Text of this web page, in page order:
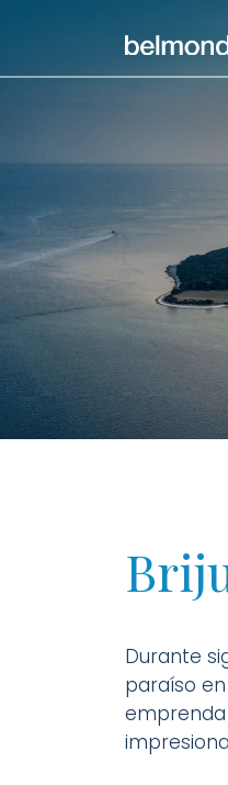
Durante
paraíso